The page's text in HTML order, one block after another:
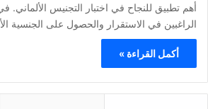
أهم تطبيق للنجاح في اختبار التجنيس الألماني.
الراغبين في الاستقرار والحصول على الجنسية
أكمل القراءة »